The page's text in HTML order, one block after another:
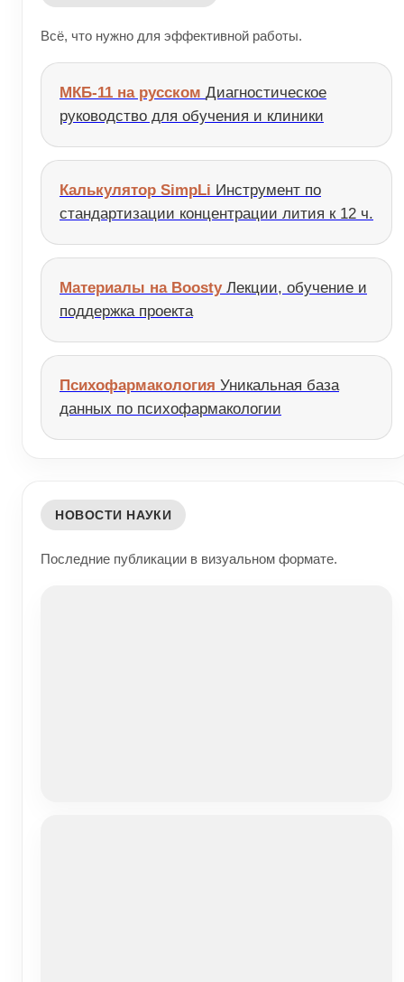
Всё, что нужно для эффективной работы.
МКБ-11 на русском Диагностическое
руководство для обучения и клиники
Калькулятор SimpLi Инструмент по
стандартизации концентрации лития к 12 ч.
Материалы на Boosty Лекции, обучение и
поддержка проекта
Психофармакология Уникальная база
данных по психофармакологии
НОВОСТИ НАУКИ
Последние публикации в визуальном формате.